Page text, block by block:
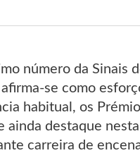
número da Sinais
se como
habitual, os
ainda destaque
carreira de